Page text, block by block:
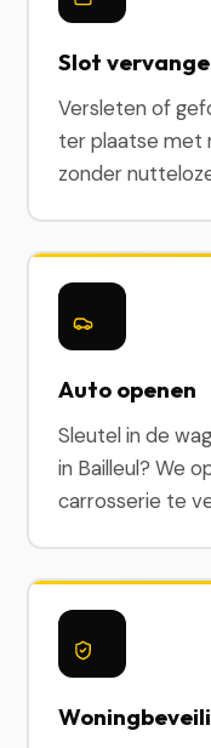
Slot
Versleten of
ter plaatse met
zonder
Auto openen
Sleutel in de
in Bailleul? We
carrosserie te